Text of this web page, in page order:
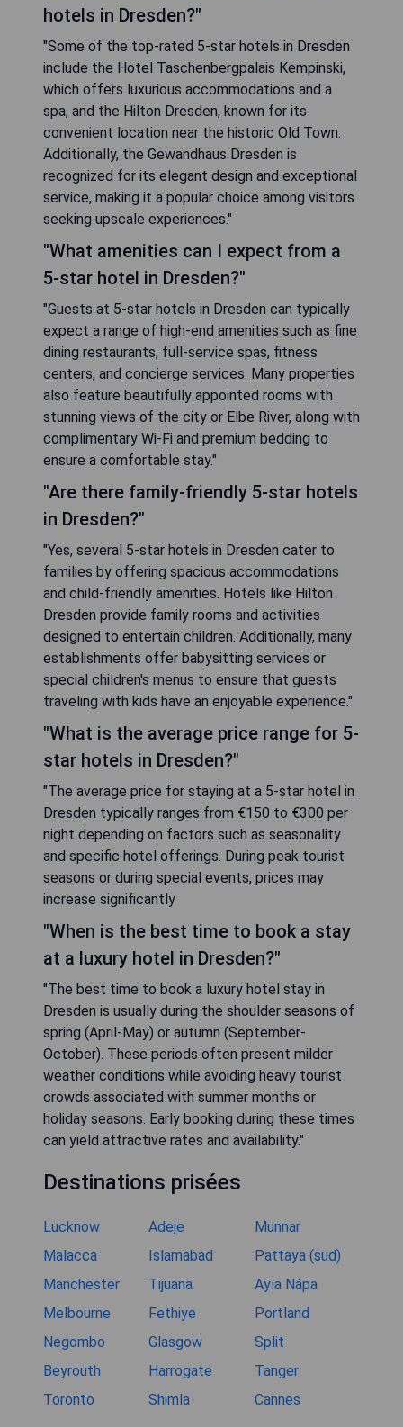
hotels in Dresden?"
"Some of the top-rated 5-star hotels in Dresden
include the Hotel Taschenbergpalais Kempinski,
which offers luxurious accommodations and a
spa, and the Hilton Dresden, known for its
convenient location near the historic Old Town.
Additionally, the Gewandhaus Dresden is
recognized for its elegant design and exceptional
service, making it a popular choice among visitors
seeking upscale experiences."
"What amenities can I expect from a
5-star hotel in Dresden?"
"Guests at 5-star hotels in Dresden can typically
expect a range of high-end amenities such as fine
dining restaurants, full-service spas, fitness
centers, and concierge services. Many properties
also feature beautifully appointed rooms with
stunning views of the city or Elbe River, along with
complimentary Wi-Fi and premium bedding to
ensure a comfortable stay."
"Are there family-friendly 5-star hotels
in Dresden?"
"Yes, several 5-star hotels in Dresden cater to
families by offering spacious accommodations
and child-friendly amenities. Hotels like Hilton
Dresden provide family rooms and activities
designed to entertain children. Additionally, many
establishments offer babysitting services or
special children's menus to ensure that guests
traveling with kids have an enjoyable experience."
"What is the average price range for 5-
star hotels in Dresden?"
"The average price for staying at a 5-star hotel in
Dresden typically ranges from €150 to €300 per
night depending on factors such as seasonality
and specific hotel offerings. During peak tourist
seasons or during special events, prices may
increase significantly
"When is the best time to book a stay
at a luxury hotel in Dresden?"
"The best time to book a luxury hotel stay in
Dresden is usually during the shoulder seasons of
spring (April-May) or autumn (September-
October). These periods often present milder
weather conditions while avoiding heavy tourist
crowds associated with summer months or
holiday seasons. Early booking during these times
can yield attractive rates and availability."
Destinations prisées
Lucknow Adeje
Munnar
Malacca
Islamabad
Pattaya (sud)
Manchester
Tijuana
Ayía Nápa
Melbourne
Fethiye
Portland
Negombo
Glasgow
Split
Beyrouth
Harrogate
Tanger
Toronto
Shimla Cannes